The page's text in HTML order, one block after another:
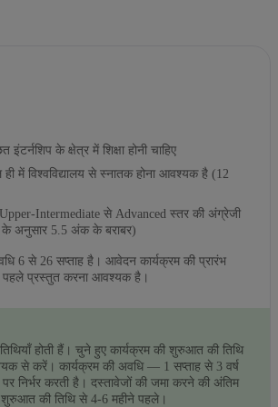
इंटर्नशिप के क्षेत्र में शिक्षा होनी चाहिए
ही में विश्वविद्यालय से स्नातक होना आवश्यक है (12
Intermediate से Advanced स्तर की अंग्रेजी
के अनुसार 5.5 अंक के बराबर)
6 से 26 सप्ताह है। आवेदन कार्यक्रम की प्रारंभ
पहले प्रस्तुत करना आवश्यक है।
तिथियाँ होती हैं। चुने हुए कार्यक्रम की शुरुआत की तिथि
से करें। कार्यक्रम की अवधि — 1 सप्ताह से 3 वर्ष
निर्भर करती है। दस्तावेजों की जमा करने की अंतिम
शुरुआत की तिथि से 4-6 महीने पहले।